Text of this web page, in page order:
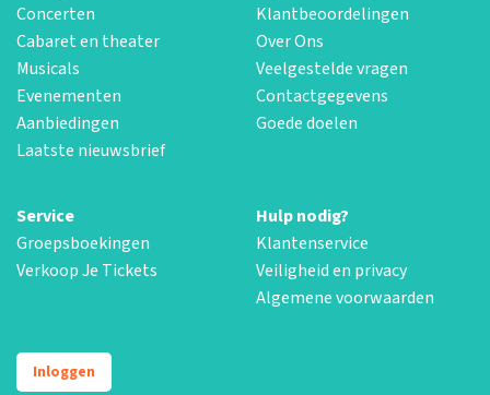
Concerten
Cabaret en theater
Musicals
Evenementen
Aanbiedingen
Laatste nieuwsbrief
Klantbeoordelingen
Over Ons
Veelgestelde vragen
Contactgegevens
Goede doelen
Service
Groepsboekingen
Verkoop Je Tickets
Hulp nodig?
Klantenservice
Veiligheid en privacy
Algemene voorwaarden
Inloggen